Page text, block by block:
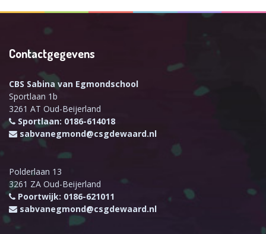
Contactgegevens
CBS Sabina van Egmondschool
Sportlaan 1b
3261 AT Oud-Beijerland
Sportlaan: 0186-614018
sabvanegmond@csgdewaard.nl
Polderlaan 13
3261 ZA Oud-Beijerland
Poortwijk: 0186-621011
sabvanegmond@csgdewaard.nl